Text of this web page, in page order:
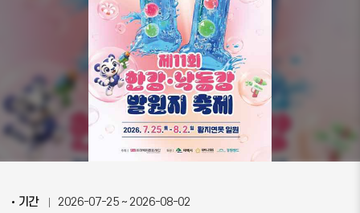
기간
2026-07-25 ~ 2026-08-02